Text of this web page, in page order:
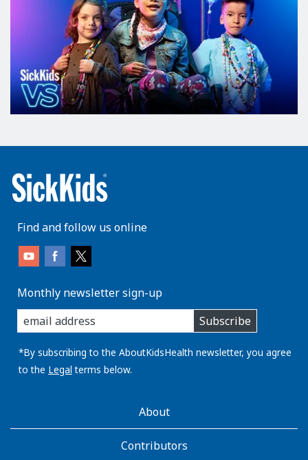
Find and follow us online
Monthly newsletter sign-up
enter
you
email
address:
Subscribe
*By subscribing to the AboutKidsHealth newsletter, you agree
to the Legal terms below.
AboutKidsHealthAbout
Contributors